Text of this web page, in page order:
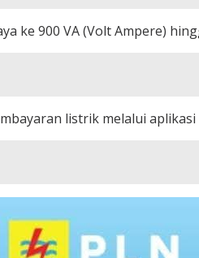
900 VA (Volt Ampere)
listrik melalui